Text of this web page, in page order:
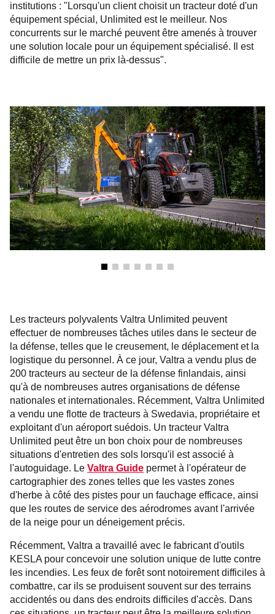
institutions : "Lorsqu'un client choisit un tracteur doté d'un
équipement spécial, Unlimited est le meilleur. Nos
concurrents sur le marché peuvent être amenés à trouver
une solution locale pour un équipement spécialisé. Il est
difficile de mettre un prix là-dessus".
Les tracteurs polyvalents Valtra Unlimited peuvent
effectuer de nombreuses tâches utiles dans le secteur de
la défense, telles que le creusement, le déplacement et la
logistique du personnel. À ce jour, Valtra a vendu plus de
200 tracteurs au secteur de la défense finlandais, ainsi
qu'à de nombreuses autres organisations de défense
nationales et internationales. Récemment, Valtra Unlimited
a vendu une flotte de tracteurs à Swedavia, propriétaire et
exploitant d'un aéroport suédois. Un tracteur Valtra
Unlimited peut être un bon choix pour de nombreuses
situations d'entretien des sols lorsqu'il est associé à
l'autoguidage. Le Valtra Guide permet à l'opérateur de
cartographier des zones telles que les vastes zones
d'herbe à côté des pistes pour un fauchage efficace, ainsi
que les routes de service des aérodromes avant l'arrivée
de la neige pour un déneigement précis.
Récemment, Valtra a travaillé avec le fabricant d'outils
KESLA pour concevoir une solution unique de lutte contre
les incendies. Les feux de forêt sont notoirement difficiles à
combattre, car ils se produisent souvent sur des terrains
accidentés ou dans des endroits difficiles d'accès. Dans